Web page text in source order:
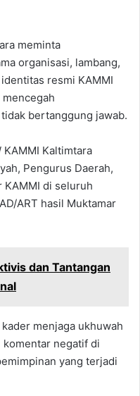
meminta
organisasi, lambang,
resmi KAMMI
bertanggung jawab.
KAMMI Kaltimtara
Pengurus Daerah,
KAMMI di seluruh
ART hasil Muktamar
dan Tantangan
menjaga ukhuwah
negatif di
yang terjadi